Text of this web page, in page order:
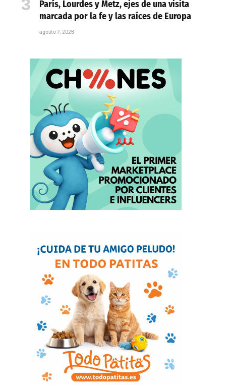
París, Lourdes y Metz, ejes de una visita
marcada por la fe y las raíces de Europa
agosto 7, 2026